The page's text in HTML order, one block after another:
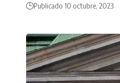
Publicado 10 octubre, 2023